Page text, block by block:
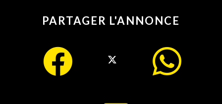
PARTAGER L'ANNONCE